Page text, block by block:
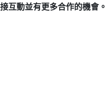
互動並有更多合作的機會。